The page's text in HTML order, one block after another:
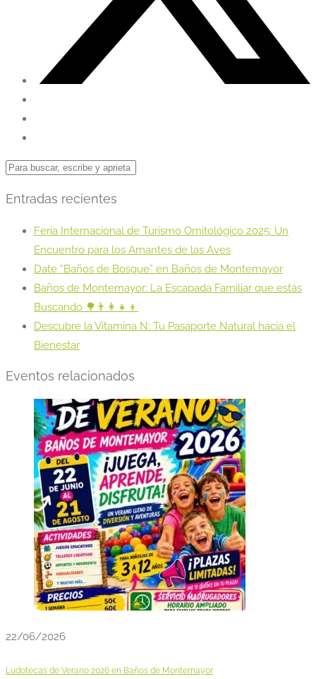
Entradas recientes
Feria Internacional de Turismo Ornitológico 2025: Un
Encuentro para los Amantes de las Aves
Date “Baños de Bosque” en Baños de Montemayor
Baños de Montemayor: La Escapada Familiar que estás
Buscando 🌳👨‍👩‍👧‍👦
Descubre la Vitamina N: Tu Pasaporte Natural hacia el
Bienestar
Eventos relacionados
22/06/2026
Ludotecas de Verano 2026 en Baños de Montemayor